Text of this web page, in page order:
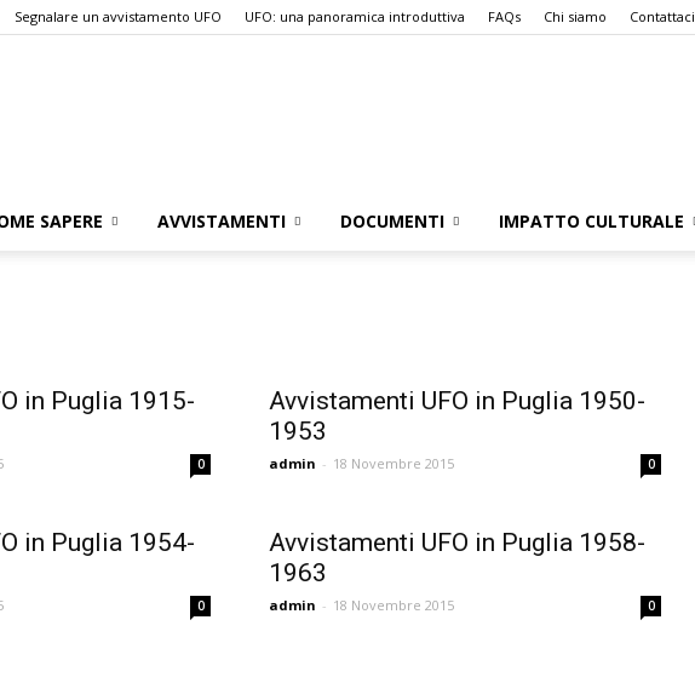
Segnalare un avvistamento UFO UFO: una panoramica introduttiva FAQs Chi siamo Contattaci
SAPERE AVVISTAMENTI DOCUMENTI IMPATTO CULTURALE
in Puglia 1915-
0
Avvistamenti UFO in Puglia 1950-
1953
admin - 18 Novembre 2015 0
in Puglia 1954-
0
Avvistamenti UFO in Puglia 1958-
1963
admin - 18 Novembre 2015 0